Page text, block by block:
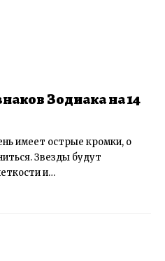
Зодиака на 14
имеет острые кромки, о
Звезды будут
и…